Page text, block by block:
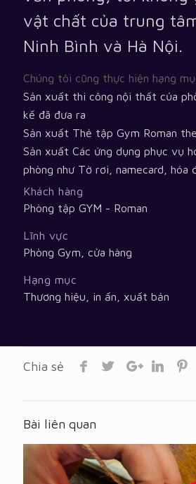
vật chất của trung
Ninh Bình và Hà Nội.
Chúng tôi cũng thực hiện hạng
Sản xuất thi công nội thất của
kế đã đưa ra
Sản xuất Thẻ tập Gym Roman
Sản xuất Các ứng dụng phục vụ
phòng như Tờ rơi, namecard, hóa
Khách hàng
Phòng tập GYM - Roman
Lĩnh vực
Phòng Gym, cửa hàng
Hạng mục
Thương hiệu, in ấn, xuất bản
Chia sẻ
Bài liên quan